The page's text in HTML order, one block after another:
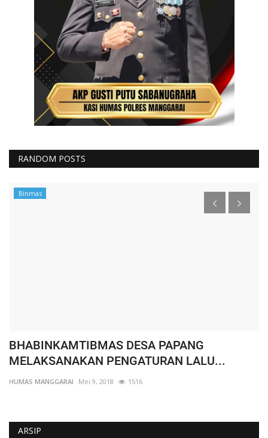
RANDOM POSTS
Binmas
BHABINKAMTIBMAS DESA PAPANG
MELAKSANAKAN PENGATURAN LALU...
HUMAS MANGGARAI Mei 9, 2018 1516
ARSIP